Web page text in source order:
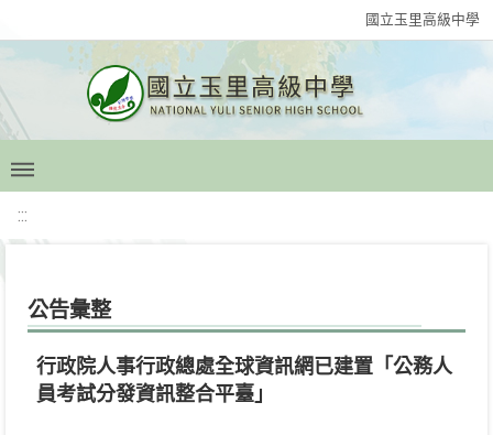
國立玉里高級中學
:::
公告彙整
行政院人事行政總處全球資訊網已建置「公務人
員考試分發資訊整合平臺」